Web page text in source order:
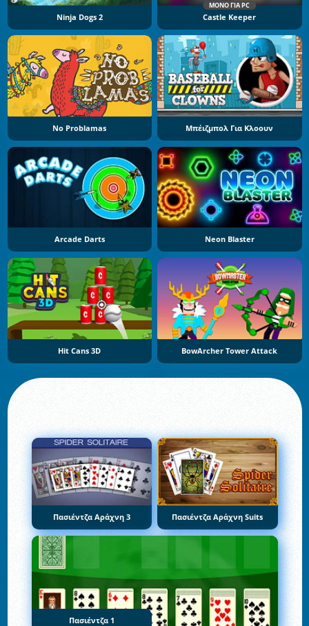
Ninja Dogs 2
ΜΌΝΟ ΓΙΑ PC
Castle Keeper
No Problamas Μπέιζμπολ Για Κλοουν
Arcade Darts Neon Blaster
Hit Cans 3D BowArcher Tower Attack
Πασιέντζα Αράχνη 3 Πασιέντζα Αράχνη Suits
Πασιέντζα 1